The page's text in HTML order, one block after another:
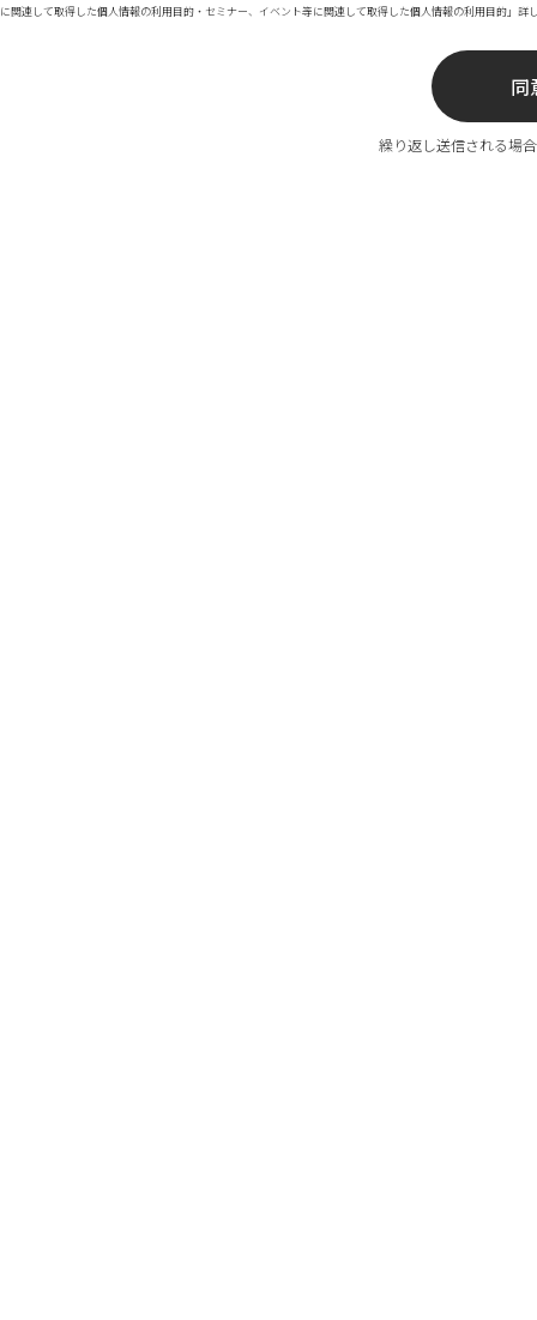
に関連して取得した個人情報の利用目的・セミナー、イベント等に関連して取得した個人情報の利用目的」詳
繰り返し送信される場